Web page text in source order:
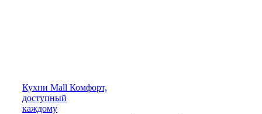
Кухни Mall Комфорт,
доступный
каждому